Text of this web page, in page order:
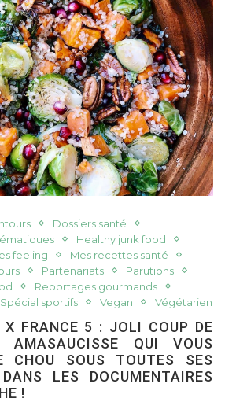
Dossiers santé
Healthy junk food
feeling
Mes recettes santé
Partenariats
Parutions
Reportages gourmands
Spécial sportifs Vegan Végétarien
X FRANCE 5 : JOLI COUP DE
AMASAUCISSE QUI VOUS
CHOU SOUS TOUTES SES
LES DOCUMENTAIRES
!